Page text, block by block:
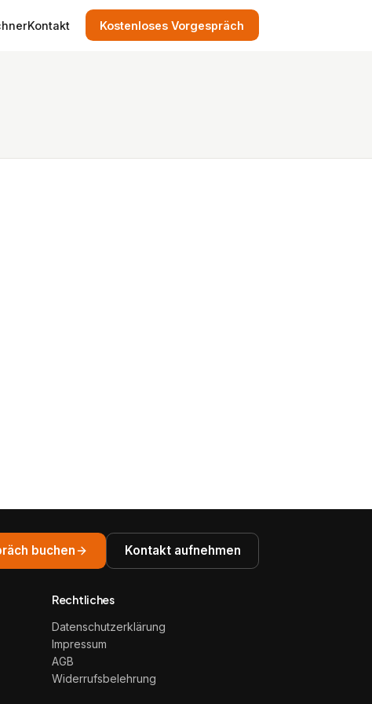
Kontakt Kostenloses Vorgespräch
buchen Kontakt aufnehmen
Rechtliches
Datenschutzerklärung
Impressum
AGB
Widerrufsbelehrung